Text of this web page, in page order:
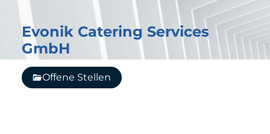
Evonik Catering Services
GmbH
Offene Stellen